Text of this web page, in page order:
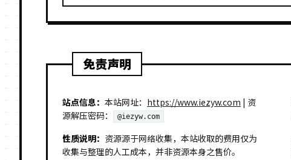
免责声明
站点信息： 本站网址： https://www.iezyw.com | 资
源解压密码：
@iezyw.com
性质说明： 资源源于网络收集，本站收取的费用仅为
收集与整理的人工成本，并非资源本身之售价。